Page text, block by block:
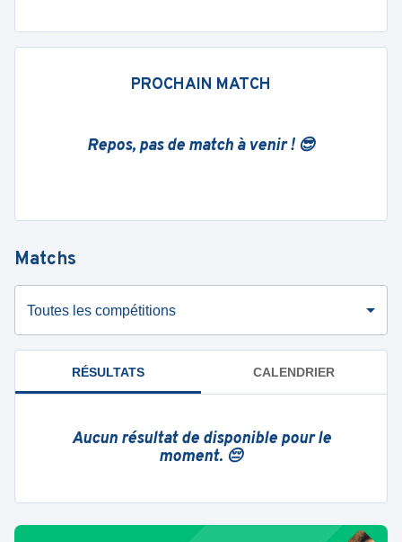
PROCHAIN MATCH
Repos, pas de match à venir ! 😎
Matchs
Toutes les compétitions
RÉSULTATS CALENDRIER
Aucun résultat de disponible pour le
moment. 😔